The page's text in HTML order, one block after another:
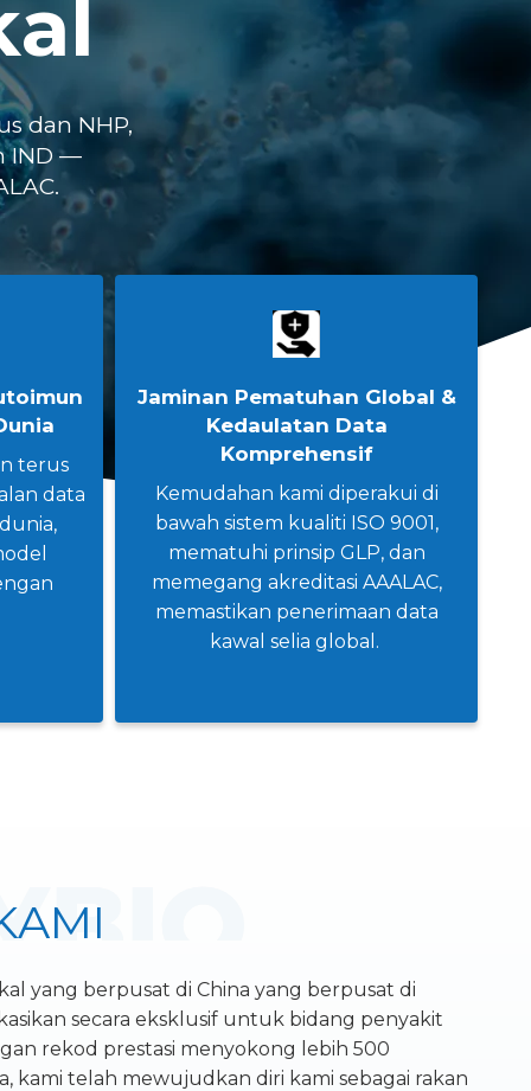
dan NHP,
IND —
terus
data
Jaminan Pematuhan Global &
Kedaulatan Data
Komprehensif
Kemudahan kami diperakui di
bawah sistem kualiti ISO 9001,
mematuhi prinsip GLP, dan
memegang akreditasi AAALAC,
memastikan penerimaan data
kawal selia global.
yang berpusat di China yang berpusat di
secara eksklusif untuk bidang penyakit
rekod prestasi menyokong lebih 500
kami telah mewujudkan diri kami sebagai rakan